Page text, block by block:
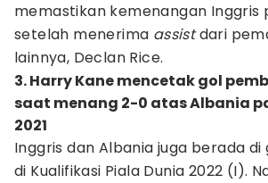
memastikan kemenangan Inggris
setelah menerima assistdari
lainnya, Declan Rice.
3. Harry Kane mencetak gol
saat menang 2-0 atas Albania
2021
Inggris dan Albania juga berada
di Kualifikasi Piala Dunia 2022 (I).